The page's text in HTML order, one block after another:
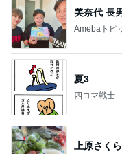
美奈代 長
Amebaトピ
夏3
四コマ戦士
上原さく